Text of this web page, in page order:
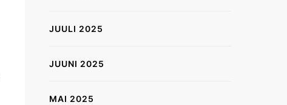
JUULI 2025
JUUNI 2025
MAI 2025